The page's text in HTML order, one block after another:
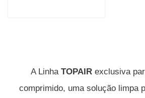
A Linha TOPAIR exclusiva
comprimido, uma solução limpa